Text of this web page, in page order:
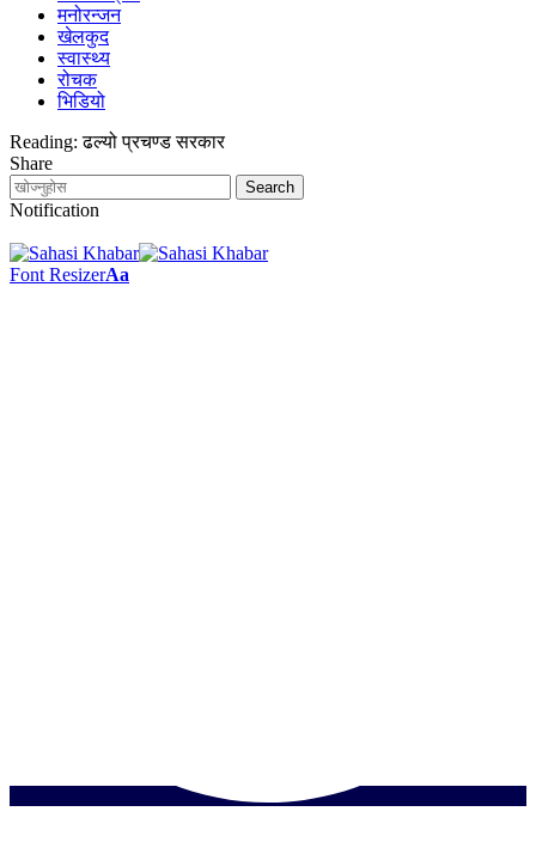
मनोरन्जन
खेलकुद
स्वास्थ्य
रोचक
भिडियो
Reading: ढल्यो प्रचण्ड सरकार
Share
Notification
Font ResizerAa